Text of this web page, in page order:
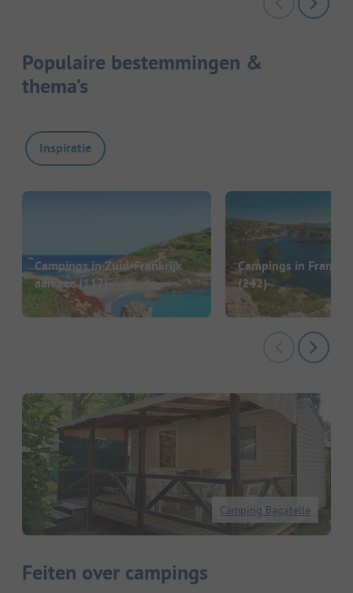
Populaire bestemmingen &
thema’s
Inspiratie
Campings in Zuid-Frankrijk
aan zee(117)
Campings in
(242)
Camping Bagatelle
Feiten over campings